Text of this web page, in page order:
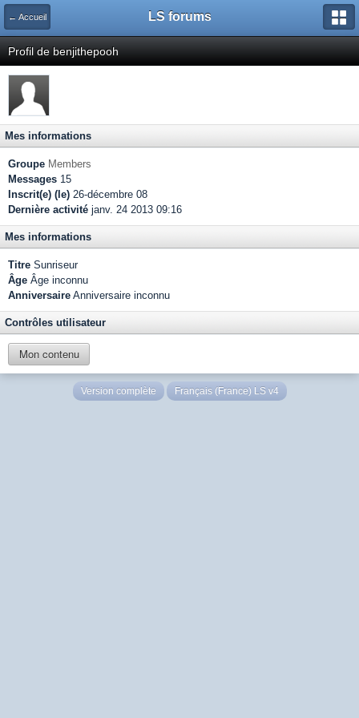
← Accueil LS forums
Profil de benjithepooh
Mes informations
Groupe Members
Messages 15
Inscrit(e) (le) 26-décembre 08
Dernière activité janv. 24 2013 09:16
Mes informations
Titre Sunriseur
Âge Âge inconnu
Anniversaire Anniversaire inconnu
Contrôles utilisateur
Mon contenu
Version complète Français (France) LS v4